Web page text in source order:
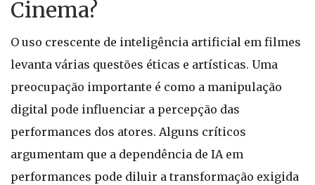
Cinema?
O uso crescente de inteligência artificial em filmes
levanta várias questões éticas e artísticas. Uma
preocupação importante é como a manipulação
digital pode influenciar a percepção das
performances dos atores. Alguns críticos
argumentam que a dependência de IA em
performances pode diluir a transformação exigida